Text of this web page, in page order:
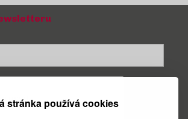
stránka používá cookies